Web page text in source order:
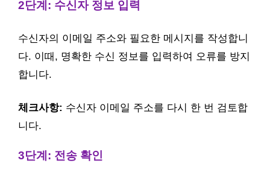
2단계: 수신자 정보 입력
수신자의 이메일 주소와 필요한 메시지를 작성합니
다. 이때, 명확한 수신 정보를 입력하여 오류를 방지
합니다.
체크사항: 수신자 이메일 주소를 다시 한 번 검토합
니다.
3단계: 전송 확인